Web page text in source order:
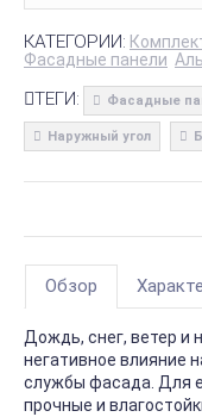
КАТЕГОРИИ:
Фасадные панели
ТЕГИ: Фасадные
Наружный угол
Обзор
Дождь, снег, ветер и
негативное влияние
службы фасада. Для
прочные и